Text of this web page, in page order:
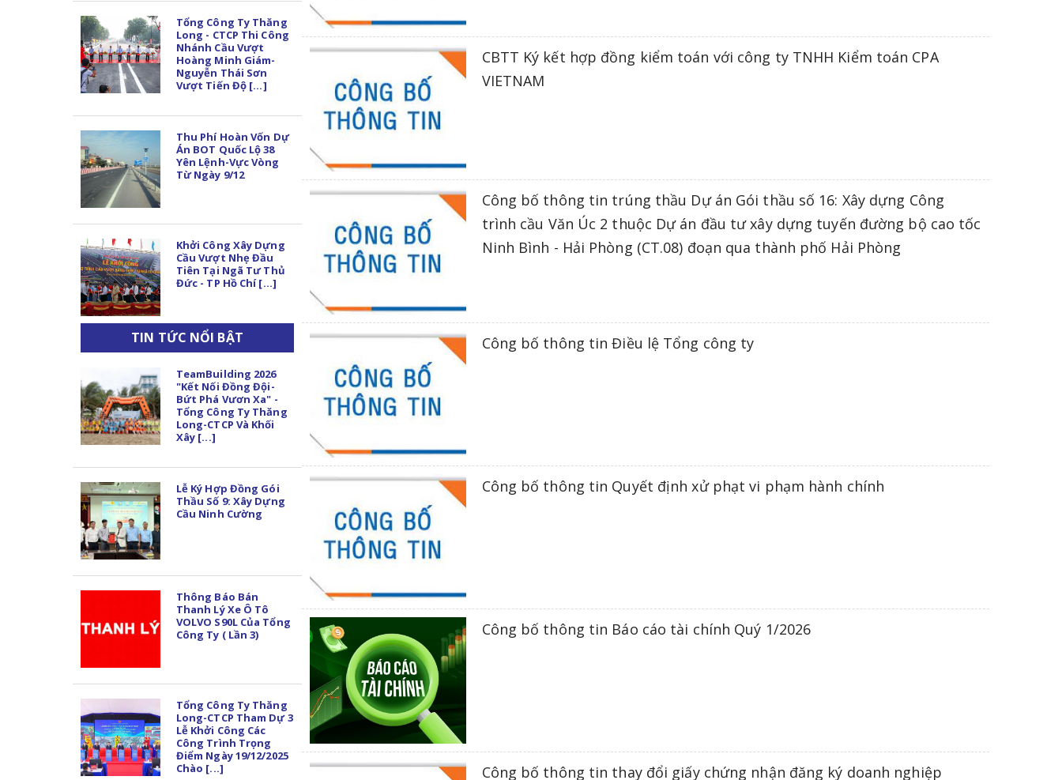
CBTT Ký kết hợp đồng kiểm toán với công ty TNHH Kiểm toán CPA
VIETNAM
Công bố thông tin trúng thầu Dự án Gói thầu số 16: Xây dựng Công
trình cầu Văn Úc 2 thuộc Dự án đầu tư xây dựng tuyến đường bộ cao tốc
Ninh Bình - Hải Phòng (CT.08) đoạn qua thành phố Hải Phòng
Công bố thông tin Điều lệ Tổng công ty
Công bố thông tin Quyết định xử phạt vi phạm hành chính
Công bố thông tin Báo cáo tài chính Quý 1/2026
Công bố thông tin thay đổi giấy chứng nhận đăng ký doanh nghiệp
Tổng Công Ty Thăng
Long - CTCP Thi Công
Nhánh Cầu Vượt
Hoàng Minh Giám-
Nguyễn Thái Sơn
Vượt Tiến Độ [...]
Thu Phí Hoàn Vốn Dự
Án BOT Quốc Lộ 38
Yên Lệnh-Vực Vòng
Từ Ngày 9/12
Khởi Công Xây Dựng
Cầu Vượt Nhẹ Đầu
Tiên Tại Ngã Tư Thủ
Đức - TP Hồ Chí [...]
TIN TỨC NỔI BẬT
TeamBuilding 2026
"Kết Nối Đồng Đội-
Bứt Phá Vươn Xa" -
Tổng Công Ty Thăng
Long-CTCP Và Khối
Xây [...]
Lễ Ký Hợp Đồng Gói
Thầu Số 9: Xây Dựng
Cầu Ninh Cường
Thông Báo Bán
Thanh Lý Xe Ô Tô
VOLVO S90L Của Tổng
Công Ty ( Lần 3)
Tổng Công Ty Thăng
Long-CTCP Tham Dự 3
Lễ Khởi Công Các
Công Trình Trọng
Điểm Ngày 19/12/2025
Chào [...]